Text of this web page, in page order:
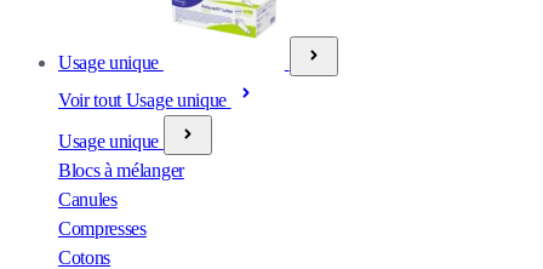
Usage unique
Voir tout Usage unique
Usage unique
Blocs à mélanger
Canules
Compresses
Cotons